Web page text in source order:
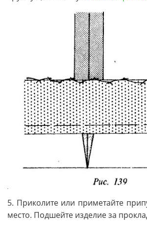
5. Приколите или приметайте
место. Подшейте изделие за